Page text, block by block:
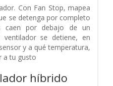
Con Fan Stop, mapea
se detenga por completo
caen por debajo de un
ventilador se detiene, en
y a qué temperatura,
a tu gusto
híbrido